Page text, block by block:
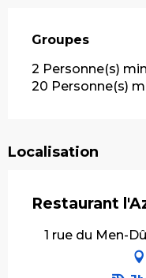
Groupes
Groupes
2 Personne(s)
20 Personne(s)
Localisation
Restaurant
1 rue du Men-